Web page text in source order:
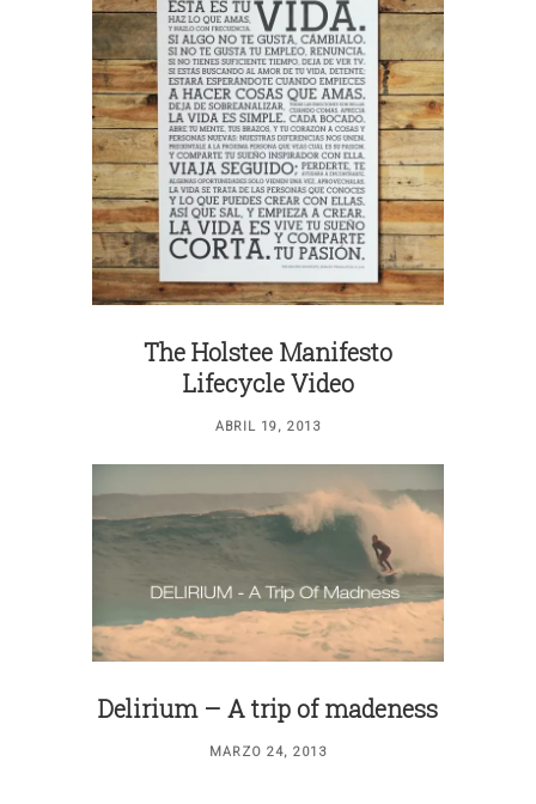
The Holstee Manifesto
Lifecycle Video
ABRIL 19, 2013
Delirium – A trip of madeness
MARZO 24, 2013